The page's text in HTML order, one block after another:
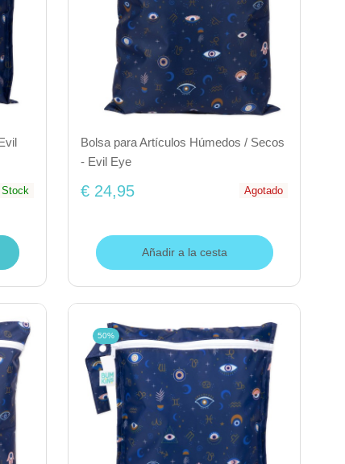
Stock
Bolsa para Artículos Húmedos / Secos
- Evil Eye
€ 24,95 Agotado
Añadir a la cesta
50%